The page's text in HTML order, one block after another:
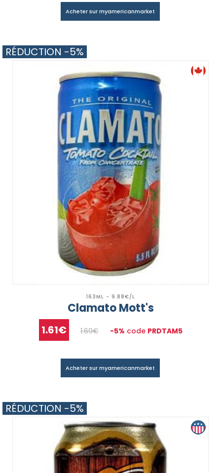
Acheter sur myamericanmarket
163ML - 9.88€/L
Clamato Mott's
1.61€ 1.69€ -5% code PRDTAM5
RÉDUCTION -5%
Acheter sur myamericanmarket
RÉDUCTION -5%